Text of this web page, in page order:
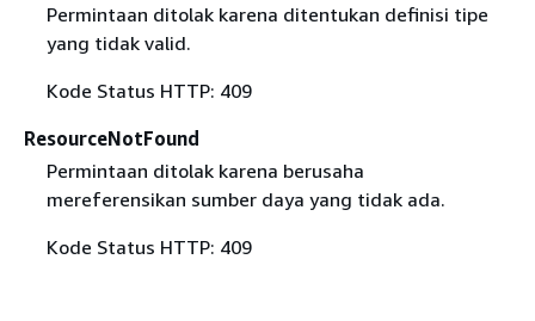
Permintaan ditolak karena ditentukan definisi tipe
yang tidak valid.
Kode Status HTTP: 409
ResourceNotFound
Permintaan ditolak karena berusaha
mereferensikan sumber daya yang tidak ada.
Kode Status HTTP: 409